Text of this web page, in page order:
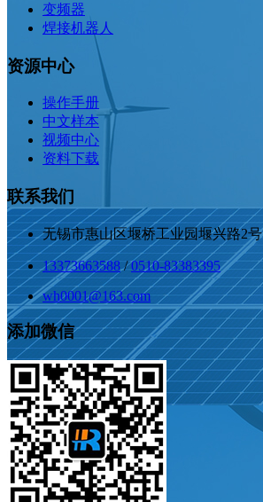
变频器
焊接机器人
资源中心
操作手册
中文样本
视频中心
资料下载
联系我们
无锡市惠山区堰桥工业园堰兴路2号
13373663588/0510-83383395
wh0001@163.com
添加微信